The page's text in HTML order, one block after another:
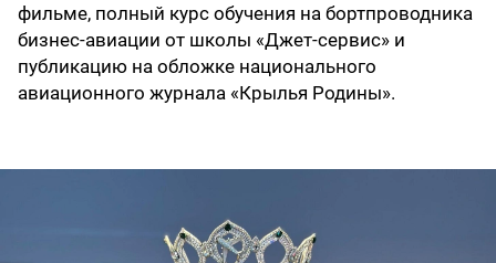
фильме, полный курс обучения на бортпроводника
бизнес-авиации от школы «Джет-сервис» и
публикацию на обложке национального
авиационного журнала «Крылья Родины».